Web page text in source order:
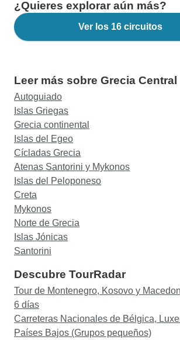
¿Quieres explorar aún más?
Ver los 16 circuitos
Leer más sobre Grecia Central
Autoguiado
Islas Griegas
Grecia continental
Islas del Egeo
Cícladas Grecia
Atenas Santorini y Mykonos
Islas del Peloponeso
Creta
Mykonos
Norte de Grecia
Islas Jónicas
Santorini
Descubre TourRadar
Tour de Montenegro, Kosovo y
6 días
Carreteras Nacionales de Bélgica,
Países Bajos (Grupos pequeños)